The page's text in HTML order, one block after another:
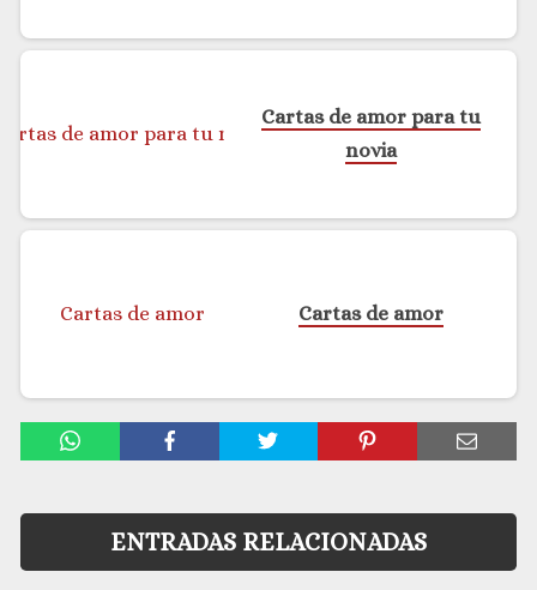
Cartas de amor para tu
novia
Cartas de amor
ENTRADAS RELACIONADAS